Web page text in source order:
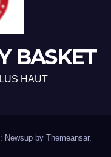
BASKET
HAUT
Newsup by Themeansar.